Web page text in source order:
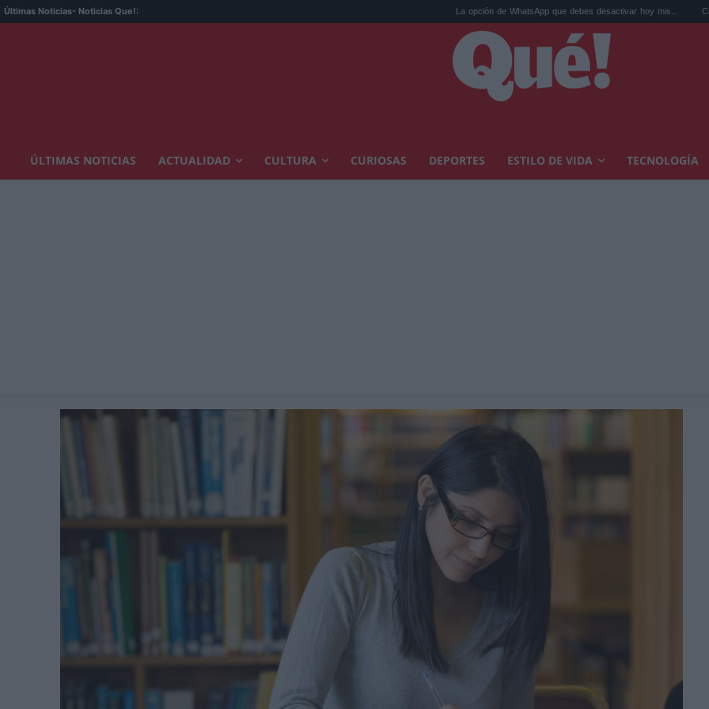
Últimas Noticias- Noticias Que!: La opción de WhatsApp que debes desactivar hoy mis... Calor extremo
ÚLTIMAS NOTICIAS ACTUALIDAD CULTURA CURIOSAS DEPORTES ESTILO DE VIDA TECNOLOGÍA